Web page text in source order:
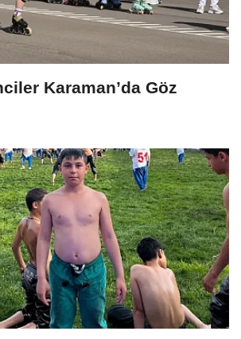
Karaman’da Göz